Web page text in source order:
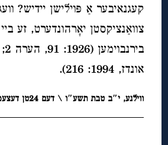
קעגנאיבער אַ פּוילישן יידיש?
צוואַנציקסטן יאָרהונדערט, זע
אונדז, 1994: 216).
ווילנע, י″ב טבת תשע″ו \ דעם 24טן דעצעמבער